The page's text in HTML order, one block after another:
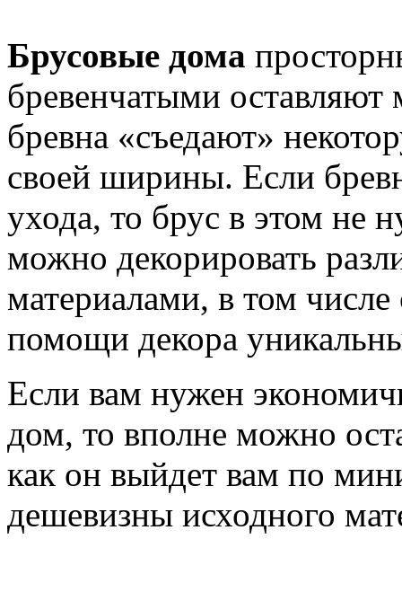
Брусовые дома
бревенчатыми
бревна «съедают»
своей ширины. Если
ухода, то брус в этом не
можно декорировать
материалами, в том числе
помощи декора
Если вам нужен
дом, то вполне можно
как он выйдет вам по
дешевизны исходного